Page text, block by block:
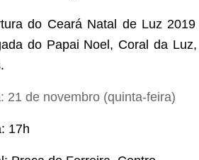
do Ceará Natal de Luz
do Papai Noel, Coral da
21 de novembro (quinta-feira)
17h